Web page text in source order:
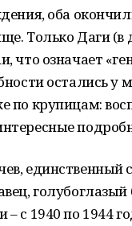
оба
Только Даги
что означает
остались у
по крупицам:
с 1940 по 1944